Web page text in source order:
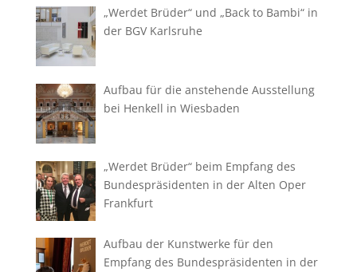
„Werdet Brüder“ und „Back to Bambi“ in
der BGV Karlsruhe
Aufbau für die anstehende Ausstellung
bei Henkell in Wiesbaden
„Werdet Brüder“ beim Empfang des
Bundespräsidenten in der Alten Oper
Frankfurt
Aufbau der Kunstwerke für den
Empfang des Bundespräsidenten in der